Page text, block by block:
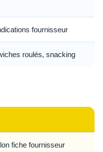
fournisseur
roulés, snacking
fiche fournisseur